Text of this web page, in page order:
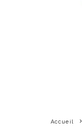
Accueil